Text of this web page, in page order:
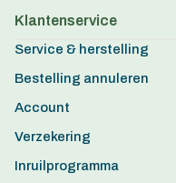
Klantenservice
Service & herstelling
Bestelling annuleren
Account
Verzekering
Inruilprogramma